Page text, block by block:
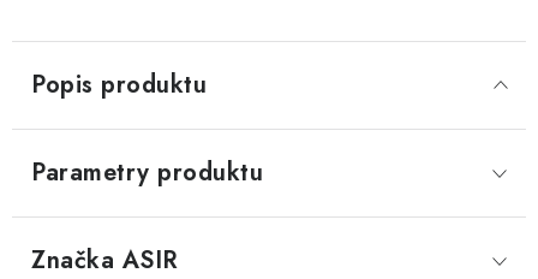
Popis produktu
Parametry produktu
Značka ASIR